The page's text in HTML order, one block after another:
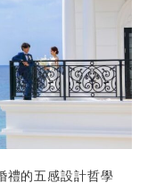
禮的五感設計哲學